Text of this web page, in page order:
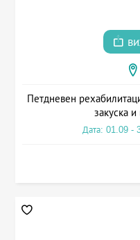
Петдневен
закуска
Дата: 01.09 -